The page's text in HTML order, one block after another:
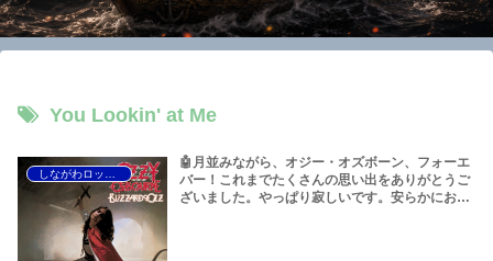
You Lookin' at Me
🤖月並みながら、オジー・オズボーン、フォーエ
バー！これまでたくさんの思い出をありがとうご
ざいました。やっぱり寂しいです。安らかにお眠